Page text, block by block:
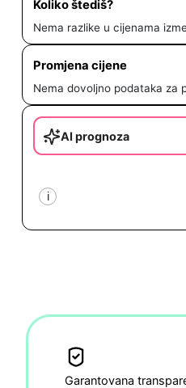
Koliko štediš?
Nema razlike u cijenama
Promjena cijene
Nema dovoljno podataka za
AI prognoza
i
Garantovana